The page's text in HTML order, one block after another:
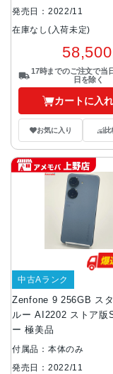
発売日：2022/11
在庫なし(入荷未定)
58,500
17時までのご注文で当
日を除く
カートに入
お気に入り
Zenfone 9 256GB ス
ルー AI2202 ストア版
ー 極美品
中古Aランク
付属品：本体のみ
発売日：2022/11